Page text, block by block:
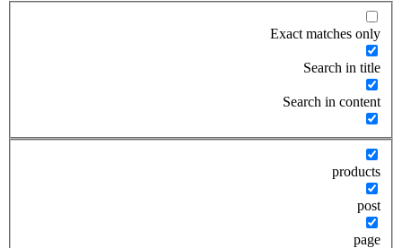
Exact matches only
Search in title
Search in content
products
post
page